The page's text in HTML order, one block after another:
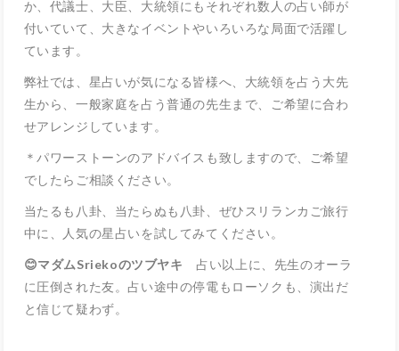
か、代議士、大臣、大統領にもそれぞれ数人の占い師が
付いていて、大きなイベントやいろいろな局面で活躍し
ています。
弊社では、星占いが気になる皆様へ、大統領を占う大先
生から、一般家庭を占う普通の先生まで、ご希望に合わ
せアレンジしています。
＊パワーストーンのアドバイスも致しますので、ご希望
でしたらご相談ください。
当たるも八卦、当たらぬも八卦、ぜひスリランカご旅行
中に、人気の星占いを試してみてください。
😊マダムSriekoのツブヤキ 占い以上に、先生のオーラ
に圧倒された友。占い途中の停電もローソクも、演出だ
と信じて疑わず。